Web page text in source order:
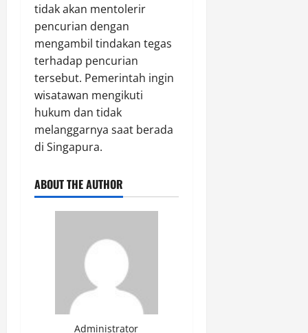
tidak akan mentolerir
pencurian dengan
mengambil tindakan tegas
terhadap pencurian
tersebut. Pemerintah ingin
wisatawan mengikuti
hukum dan tidak
melanggarnya saat berada
di Singapura.
ABOUT THE AUTHOR
Administrator